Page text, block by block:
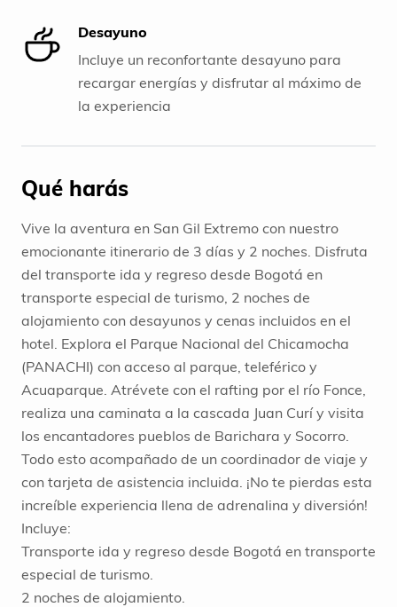
Desayuno
Incluye un reconfortante desayuno para
recargar energías y disfrutar al máximo de
la experiencia
Qué harás
Vive la aventura en San Gil Extremo con nuestro
emocionante itinerario de 3 días y 2 noches. Disfruta
del transporte ida y regreso desde Bogotá en
transporte especial de turismo, 2 noches de
alojamiento con desayunos y cenas incluidos en el
hotel. Explora el Parque Nacional del Chicamocha
(PANACHI) con acceso al parque, teleférico y
Acuaparque. Atrévete con el rafting por el río Fonce,
realiza una caminata a la cascada Juan Curí y visita
los encantadores pueblos de Barichara y Socorro.
Todo esto acompañado de un coordinador de viaje y
con tarjeta de asistencia incluida. ¡No te pierdas esta
increíble experiencia llena de adrenalina y diversión!
Incluye:
Transporte ida y regreso desde Bogotá en transporte
especial de turismo.
2 noches de alojamiento.